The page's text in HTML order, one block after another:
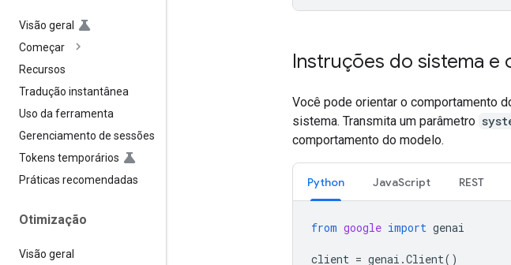
Visão geral
Começar
Recursos
Tradução instantânea
Uso da ferramenta
Gerenciamento de sessões
Tokens temporários
Práticas recomendadas
Otimização
Visão geral
Instruções do sistema e
Você pode orientar o comportamento
sistema. Transmita um parâmetro
comportamento do modelo.
Python JavaScript REST
from google import genai
client = genai .Client()